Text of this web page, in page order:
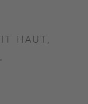
HAUT,